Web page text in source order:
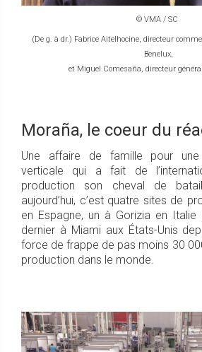
© VMA / SC
(De g. à dr.) Fabrice Aitelhocine, directeur
Benelux,
et Miguel Comesaña, directeur
Moraña, le coeur du
Une affaire de famille pour une
verticale qui a fait de
production son cheval de
aujourd’hui, c’est quatre sites de
en Espagne, un à Gorizia en
dernier à Miami aux États-Unis
force de frappe de pas moins 30
production dans le monde.